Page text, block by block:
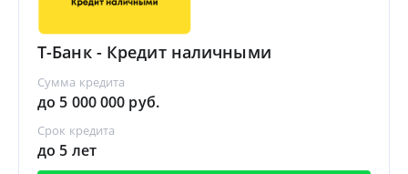
Т-Банк - Кредит наличными
Сумма кредита
до 5 000 000 руб.
Срок кредита
до 5 лет